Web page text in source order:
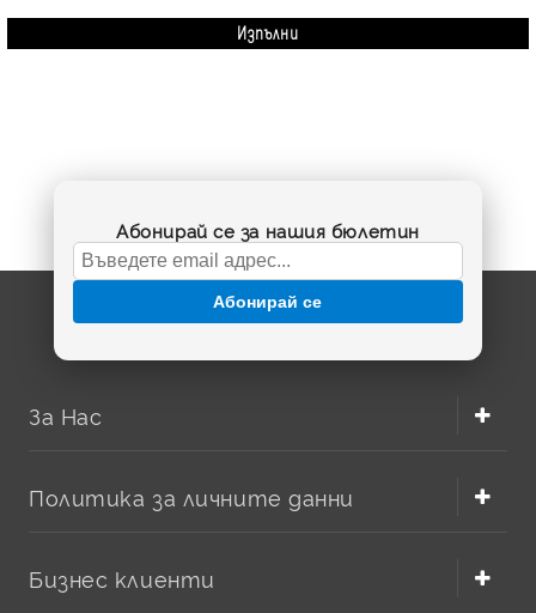
Абонирай се за нашия бюлетин
Абонирай се
За Нас
Политика за личните данни
Бизнес клиенти